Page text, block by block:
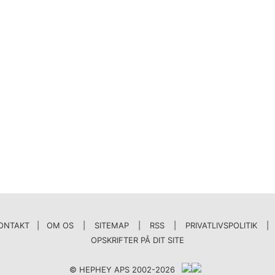
| OM OS SITEMAP RSS PRIVATLIVSPOLITIK
OPSKRIFTER PÅ DIT SITE
© HEPHEY APS 2002-2026